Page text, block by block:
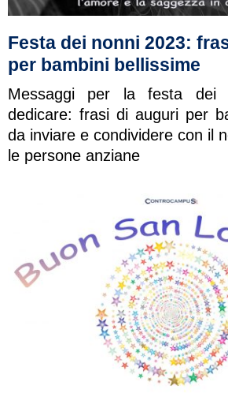
Festa dei nonni 2023:
per bambini bellissime
Messaggi per la festa dei
dedicare: frasi di auguri per
da inviare e condividere con il
le persone anziane